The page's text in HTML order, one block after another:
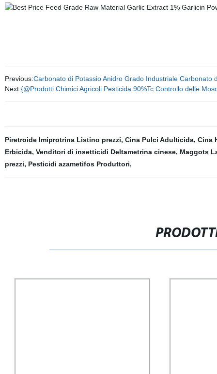
Previous:Carbonato di Potassio Anidro Grado Industriale Carbonato
Next:{@Prodotti Chimici Agricoli Pesticida 90%Tc Controllo delle
Piretroide Imiprotrina Listino prezzi, Cina Pulci Adulticida, Cina
Erbicida, Venditori di insetticidi Deltametrina cinese, Maggots
prezzi, Pesticidi azametifos Produttori,